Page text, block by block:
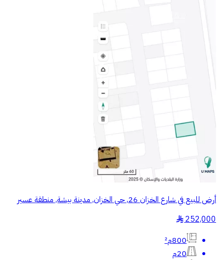
أرض للبيع في شارع الخزان 26, حي الخزان, مدينة بيشة, منطقة عسير
252,000
§
800م²
20م